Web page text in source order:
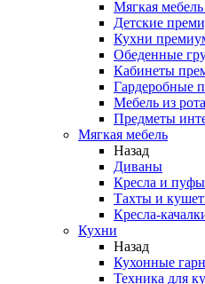
Мягкая
Детские
Кухни
Обеденные
Кабинеты
Гардеробные
Мебель из
Предметы
Мягкая мебель
Назад
Диваны
Кресла и пуфы
Тахты и
Кресла-
Кухни
Назад
Кухонные
Техника для